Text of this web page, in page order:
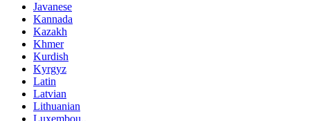
Javanese
Kannada
Kazakh
Khmer
Kurdish
Kyrgyz
Latin
Latvian
Lithuanian
Luxembou..